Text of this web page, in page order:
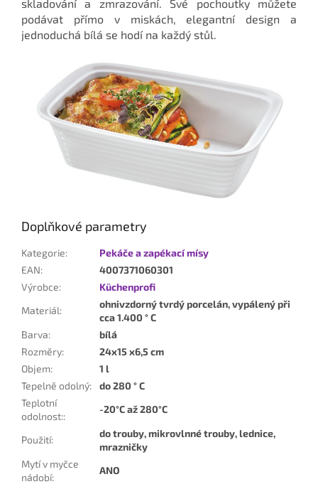
skladování a zmrazování. Své pochoutky můžete
podávat přímo v miskách, elegantní design a
jednoduchá bílá se hodí na každý stůl.
Doplňkové parametry
Kategorie:
Pekáče a zapékací mísy
EAN:
4007371060301
Výrobce:
Küchenprofi
Materiál:
ohnivzdorný tvrdý porcelán, vypálený při
cca 1.400 ° C
Barva:
bílá
Rozměry:
24x15 x6,5 cm
Objem:
1 l
Tepelně odolný:
do 280 ° C
Teplotní
odolnost::
-20°C až 280°C
Použití:
do trouby, mikrovlnné trouby, lednice,
mrazničky
Mytí v myčce
nádobí:
ANO